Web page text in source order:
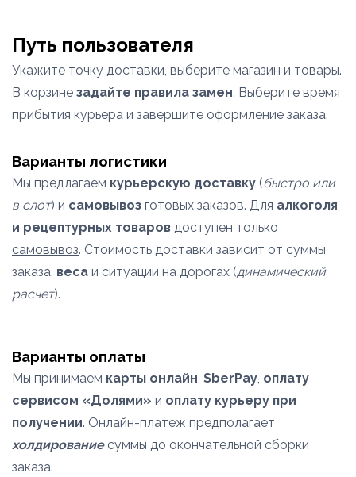
Путь пользователя
Укажите точку доставки, выберите магазин и товары.
В корзине задайте правила замен. Выберите время
прибытия курьера и завершите оформление заказа.
Варианты логистики
Мы предлагаем курьерскую доставку (быстро или
в слот) и самовывоз готовых заказов. Для алкоголя
и рецептурных товаров доступен только
самовывоз. Стоимость доставки зависит от суммы
заказа, веса и ситуации на дорогах (динамический
расчет).
Варианты оплаты
Мы принимаем карты онлайн, SberPay, оплату
сервисом «Долями» и оплату курьеру при
получении. Онлайн-платеж предполагает
холдированиесуммы до окончательной сборки
заказа.